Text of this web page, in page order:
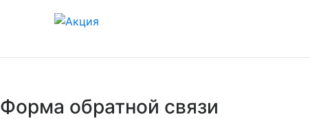
Форма обратной связи